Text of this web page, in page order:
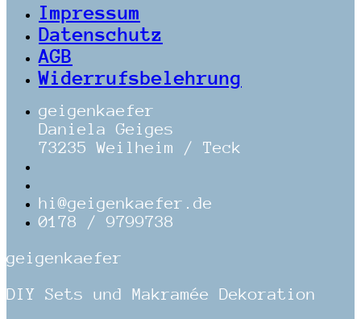
Impressum
Datenschutz
AGB
Widerrufsbelehrung
geigenkaefer
Daniela Geiges
73235 Weilheim / Teck
hi@geigenkaefer.de
0178 / 9799738
geigenkaefer
DIY Sets und Makramée Dekoration